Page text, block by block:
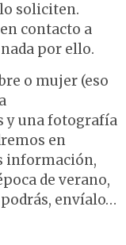
soliciten.
contacto a
por ello.
o mujer (eso
y una fotografía
en
información,
de verano,
envíalo…